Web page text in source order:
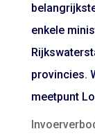
enkele
provincies.
meetpunt